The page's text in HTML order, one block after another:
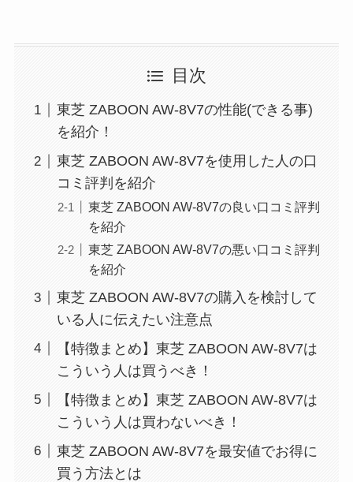
目次
東芝 ZABOON AW-8V7の性能(できる事)
を紹介！
東芝 ZABOON AW-8V7を使用した人の口
コミ評判を紹介
東芝 ZABOON AW-8V7の良い口コミ評判
を紹介
東芝 ZABOON AW-8V7の悪い口コミ評判
を紹介
東芝 ZABOON AW-8V7の購入を検討して
いる人に伝えたい注意点
【特徴まとめ】東芝 ZABOON AW-8V7は
こういう人は買うべき！
【特徴まとめ】東芝 ZABOON AW-8V7は
こういう人は買わないべき！
東芝 ZABOON AW-8V7を最安値でお得に
買う方法とは